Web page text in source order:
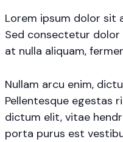
Lorem ipsum dolor sit
Sed consectetur dolor
at nulla aliquam,
Nullam arcu enim,
Pellentesque egestas
dictum elit, vitae
porta purus est